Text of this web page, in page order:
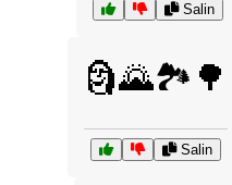
Salin
🗿🌄🏞️🌳
Salin